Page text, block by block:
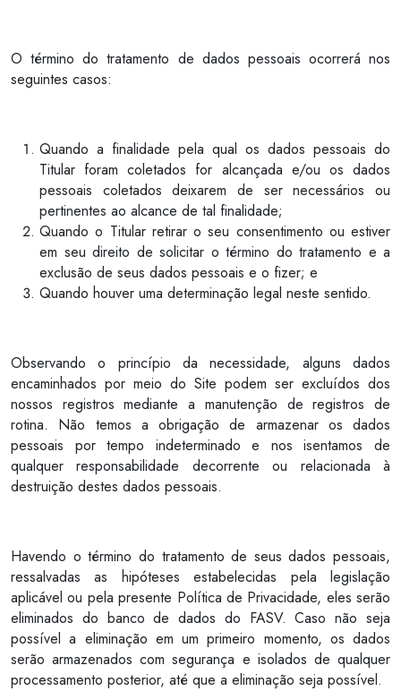
O término do tratamento de dados pessoais ocorrerá nos
seguintes casos:
Quando a finalidade pela qual os dados pessoais do
Titular foram coletados for alcançada e/ou os dados
pessoais coletados deixarem de ser necessários ou
pertinentes ao alcance de tal finalidade;
Quando o Titular retirar o seu consentimento ou estiver
em seu direito de solicitar o término do tratamento e a
exclusão de seus dados pessoais e o fizer; e
Quando houver uma determinação legal neste sentido.
Observando o princípio da necessidade, alguns dados
encaminhados por meio do Site podem ser excluídos dos
nossos registros mediante a manutenção de registros de
rotina. Não temos a obrigação de armazenar os dados
pessoais por tempo indeterminado e nos isentamos de
qualquer responsabilidade decorrente ou relacionada à
destruição destes dados pessoais.
Havendo o término do tratamento de seus dados pessoais,
ressalvadas as hipóteses estabelecidas pela legislação
aplicável ou pela presente Política de Privacidade, eles serão
eliminados do banco de dados do FASV. Caso não seja
possível a eliminação em um primeiro momento, os dados
serão armazenados com segurança e isolados de qualquer
processamento posterior, até que a eliminação seja possível.